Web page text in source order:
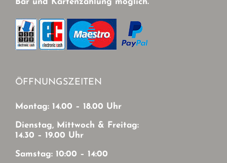
Bar und Kartenzahlung möglich.
ÖFFNUNGSZEITEN
Montag: 14.00 – 18.00 Uhr
Dienstag, Mittwoch & Freitag:
14.30 – 19.00 Uhr
Samstag: 10:00 – 14:00